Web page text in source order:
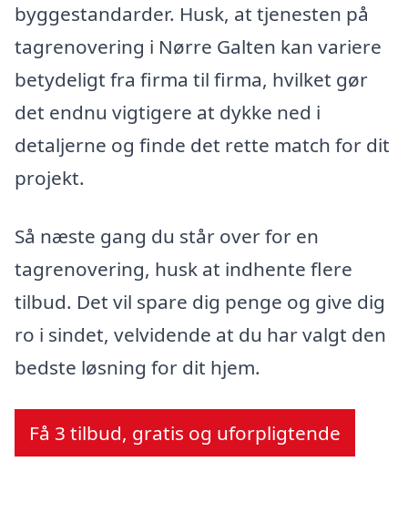
byggestandarder. Husk, at tjenesten på
tagrenovering i Nørre Galten kan variere
betydeligt fra firma til firma, hvilket gør
det endnu vigtigere at dykke ned i
detaljerne og finde det rette match for dit
projekt.
Så næste gang du står over for en
tagrenovering, husk at indhente flere
tilbud. Det vil spare dig penge og give dig
ro i sindet, velvidende at du har valgt den
bedste løsning for dit hjem.
Få 3 tilbud, gratis og uforpligtende